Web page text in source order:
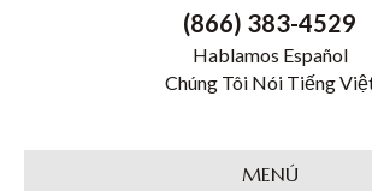
(866) 383-4529
Hablamos Español
Chúng Tôi Nói Tiếng
MENÚ